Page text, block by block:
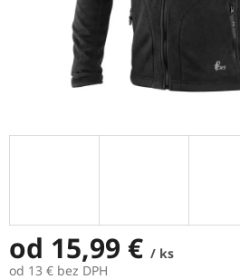
od 15,99 € / ks
od 13 € bez DPH